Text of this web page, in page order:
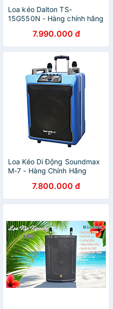
Loa kéo Dalton TS-
15G550N - Hàng chính hãng
7.990.000 đ
Loa Kéo Di Động Soundmax
M-7 - Hàng Chính Hãng
7.800.000 đ